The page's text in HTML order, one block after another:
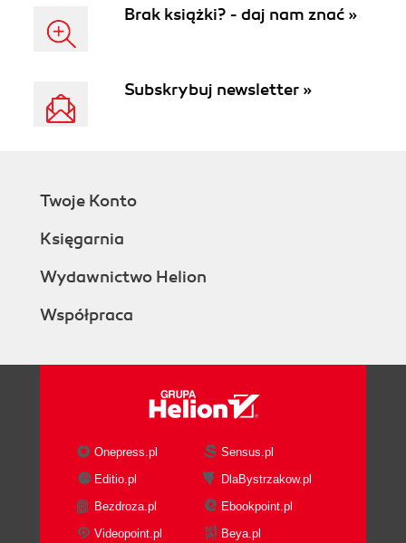
Brak książki? - daj nam znać »
Subskrybuj newsletter »
Twoje Konto
Księgarnia
Wydawnictwo Helion
Współpraca
Onepress.pl
Sensus.pl
Editio.pl
DlaBystrzakow.pl
Bezdroza.pl
Ebookpoint.pl
Videopoint.pl
Beya.pl